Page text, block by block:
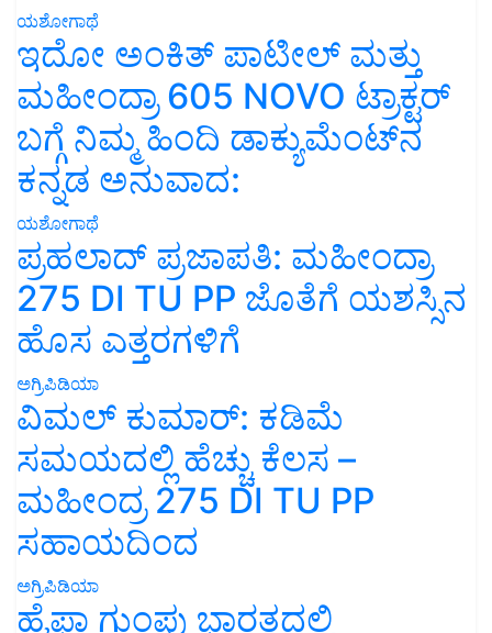
ಯಶೋಗಾಥೆ
ಇದೋ ಅಂಕಿತ್ ಪಾಟೀಲ್ ಮತ್ತು
ಮಹೀಂದ್ರಾ 605 NOVO ಟ್ರಾಕ್ಟರ್
ಬಗ್ಗೆ ನಿಮ್ಮ ಹಿಂದಿ ಡಾಕ್ಯುಮೆಂಟ್‌ನ
ಕನ್ನಡ ಅನುವಾದ:
ಯಶೋಗಾಥೆ
ಪ್ರಹಲಾದ್ ಪ್ರಜಾಪತಿ: ಮಹೀಂದ್ರಾ
275 DI TU PP ಜೊತೆಗೆ ಯಶಸ್ಸಿನ
ಹೊಸ ಎತ್ತರಗಳಿಗೆ
ಅಗ್ರಿಪಿಡಿಯಾ
ವಿಮಲ್ ಕುಮಾರ್: ಕಡಿಮೆ
ಸಮಯದಲ್ಲಿ ಹೆಚ್ಚು ಕೆಲಸ –
ಮಹೀಂದ್ರ 275 DI TU PP
ಸಹಾಯದಿಂದ
ಅಗ್ರಿಪಿಡಿಯಾ
ಹೈಫಾ ಗುಂಪು ಭಾರತದಲ್ಲಿ